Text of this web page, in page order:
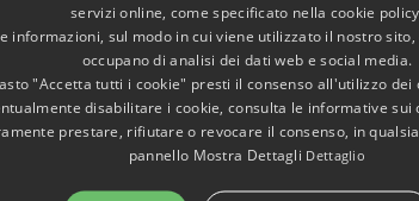
servizi online, come specificato nella cookie
informazioni, sul modo in cui viene utilizzato il nostro
occupano di analisi dei dati web e social media.
"Accetta tutti i cookie" presti il consenso all'utilizzo dei
disabilitare i cookie, consulta le informative sui
prestare, rifiutare o revocare il consenso, in
pannello Mostra Dettagli Dettaglio